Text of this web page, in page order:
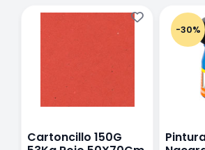
Cartoncillo 150G
-30%